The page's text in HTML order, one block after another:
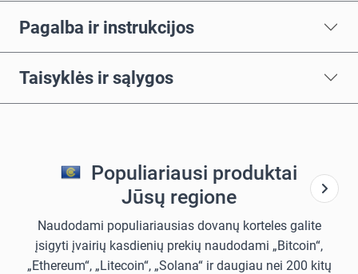
Pagalba ir instrukcijos
Taisyklės ir sąlygos
Populiariausi produktai
Jūsų regione
Naudodami populiariausias dovanų korteles galite
įsigyti įvairių kasdienių prekių naudodami „Bitcoin“,
„Ethereum“, „Litecoin“, „Solana“ ir daugiau nei 200 kitų